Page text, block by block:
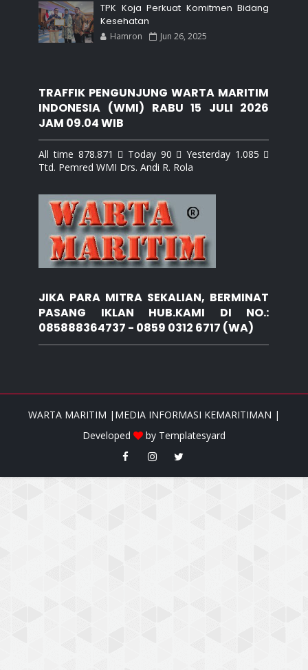
TPK Koja Perkuat Komitmen Bidang
Kesehatan
Hamron Jun 26, 2025
TRAFFIK PENGUNJUNG WARTA MARITIM
INDONESIA (WMI) RABU 15 JULI 2026
JAM 09.04 WIB
All time 878.871  Today 90  Yesterday 1.085 
Ttd. Pemred WMI Drs. Andi R. Rola
JIKA PARA MITRA SEKALIAN, BERMINAT
PASANG IKLAN HUB.KAMI DI NO.:
085888364737 - 0859 0312 6717 (WA)
WARTA MARITIM |MEDIA INFORMASI KEMARITIMAN |
Developed
by Templatesyard